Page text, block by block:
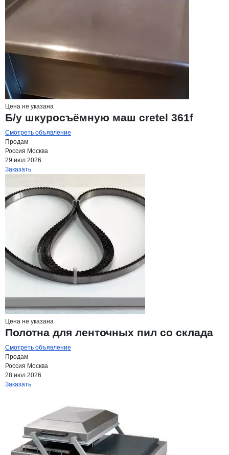
Цена не указана
Б/у шкуросъёмную маш cretel 361f
Смотреть объявление
Продам
Россия Москва
29 июл 2026
Заказать
Цена не указана
Полотна для ленточных пил со склада
Смотреть объявление
Продам
Россия Москва
28 июл 2026
Заказать